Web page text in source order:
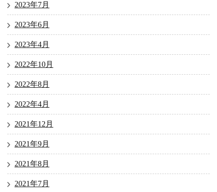
2023年7月
2023年6月
2023年4月
2022年10月
2022年8月
2022年4月
2021年12月
2021年9月
2021年8月
2021年7月